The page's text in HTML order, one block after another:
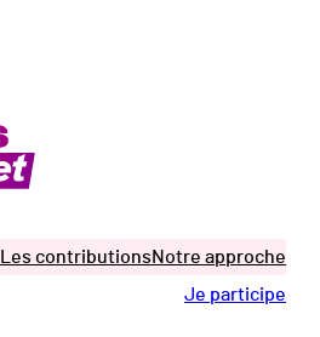
Les contributionsNotre approche
Je participe